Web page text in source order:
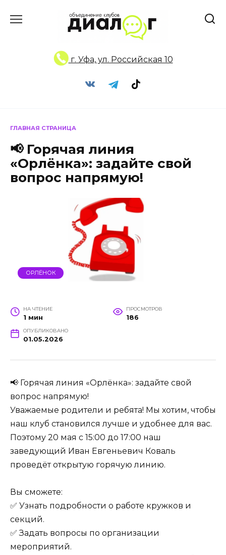
г. Уфа, ул. Российская 10
ГЛАВНАЯ СТРАНИЦА
📢 Горячая линия
«Орлёнка»: задайте свой
вопрос напрямую!
ОРЛЁНОК
НА ЧТЕНИЕ
1 мин
ПРОСМОТРОВ
186
ОПУБЛИКОВАНО
01.05.2026
📢 Горячая линия «Орлёнка»: задайте свой
вопрос напрямую!
Уважаемые родители и ребята! Мы хотим, чтобы
наш клуб становился лучше и удобнее для вас.
Поэтому 20 мая с 15:00 до 17:00 наш
заведующий Иван Евгеньевич Коваль
проведёт открытую горячую линию.
Вы сможете:
✅ Узнать подробности о работе кружков и
секций.
✅ Задать вопросы по организации
мероприятий.